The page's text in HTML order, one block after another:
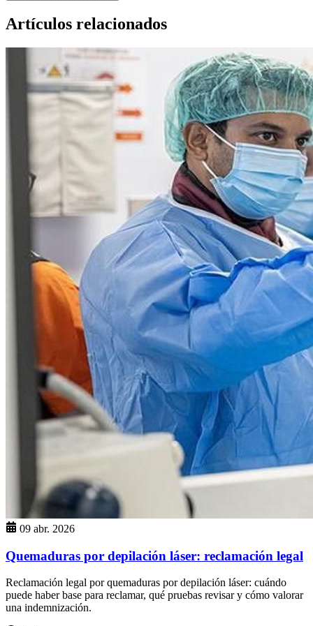
Artículos relacionados
09 abr. 2026
Quemaduras por depilación láser: reclamación legal
Reclamación legal por quemaduras por depilación láser: cuándo
puede haber base para reclamar, qué pruebas revisar y cómo valorar
una indemnización.